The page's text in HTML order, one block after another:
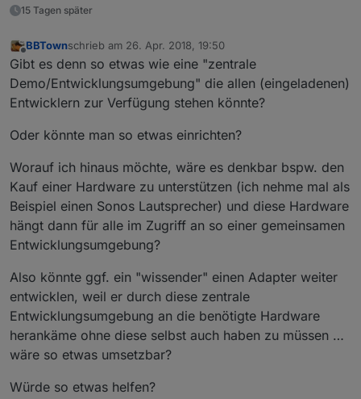
15 Tagen später
Offline
BBTownschrieb am 26. Apr. 2018, 19:50
zuletzt editiert von
Gibt es denn so etwas wie eine "zentrale
Demo/Entwicklungsumgebung" die allen (eingeladenen)
Entwicklern zur Verfügung stehen könnte?
Oder könnte man so etwas einrichten?
Worauf ich hinaus möchte, wäre es denkbar bspw. den
Kauf einer Hardware zu unterstützen (ich nehme mal als
Beispiel einen Sonos Lautsprecher) und diese Hardware
hängt dann für alle im Zugriff an so einer gemeinsamen
Entwicklungsumgebung?
Also könnte ggf. ein "wissender" einen Adapter weiter
entwicklen, weil er durch diese zentrale
Entwicklungsumgebung an die benötigte Hardware
herankäme ohne diese selbst auch haben zu müssen …
wäre so etwas umsetzbar?
Würde so etwas helfen?